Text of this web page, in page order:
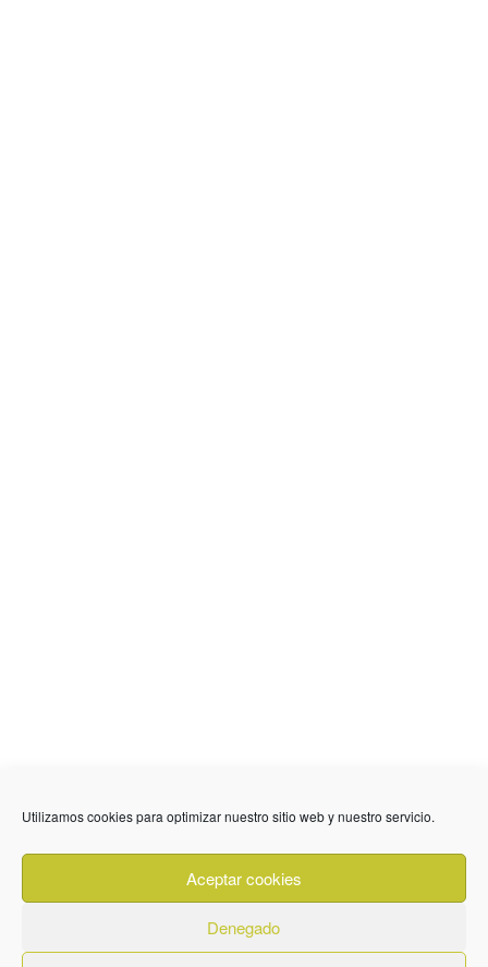
Utilizamos cookies para optimizar nuestro sitio web y nuestro servicio.
Aceptar cookies
Denegado
636 01 61 85
Fuente Palmera
info @ fuentepalmerainformacion.es
Privacidad Aviso legal
Cookies
Quiénes Somos
Contacto